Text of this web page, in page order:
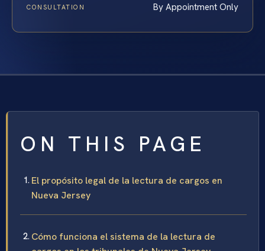
CONSULTATION By Appointment Only
ON THIS PAGE
El propósito legal de la lectura de cargos en
Nueva Jersey
Cómo funciona el sistema de la lectura de